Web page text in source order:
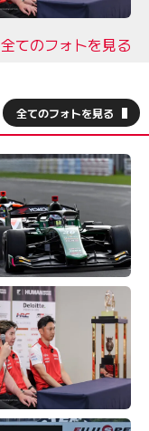
全てのフォトを見る
全てのフォトを見る